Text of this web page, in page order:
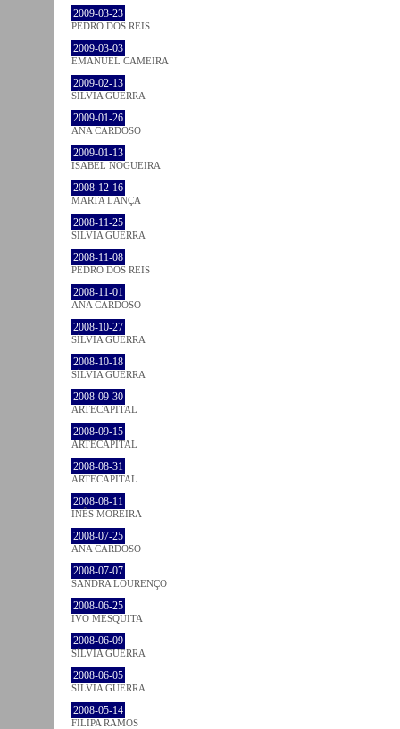
2009-03-23
PEDRO DOS REIS
2009-03-03
EMANUEL CAMEIRA
2009-02-13
SÍLVIA GUERRA
2009-01-26
ANA CARDOSO
2009-01-13
ISABEL NOGUEIRA
2008-12-16
MARTA LANÇA
2008-11-25
SÍLVIA GUERRA
2008-11-08
PEDRO DOS REIS
2008-11-01
ANA CARDOSO
2008-10-27
SÍLVIA GUERRA
2008-10-18
SÍLVIA GUERRA
2008-09-30
ARTECAPITAL
2008-09-15
ARTECAPITAL
2008-08-31
ARTECAPITAL
2008-08-11
INÊS MOREIRA
2008-07-25
ANA CARDOSO
2008-07-07
SANDRA LOURENÇO
2008-06-25
IVO MESQUITA
2008-06-09
SÍLVIA GUERRA
2008-06-05
SÍLVIA GUERRA
2008-05-14
FILIPA RAMOS